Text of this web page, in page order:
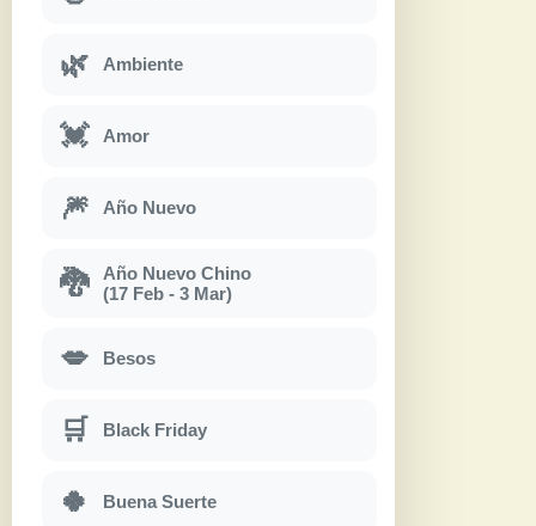
🌿 Ambiente
💓 Amor
🎆 Año Nuevo
🐉
Año Nuevo Chino
(17 Feb - 3 Mar)
💋 Besos
🛒 Black Friday
🍀 Buena Suerte